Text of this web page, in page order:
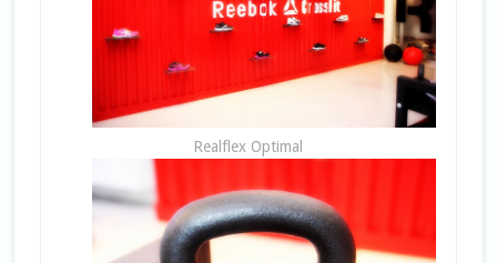
Realflex Optimal